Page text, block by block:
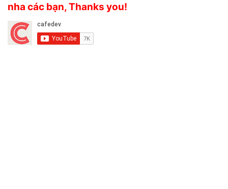
nha các bạn, Thanks you!